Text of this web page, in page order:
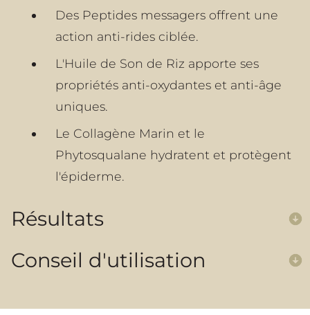
Des Peptides messagers offrent une
action anti-rides ciblée.
L'Huile de Son de Riz apporte ses
propriétés anti-oxydantes et anti-âge
uniques.
Le Collagène Marin et le
Phytosqualane hydratent et protègent
l'épiderme.
Résultats
Conseil d'utilisation